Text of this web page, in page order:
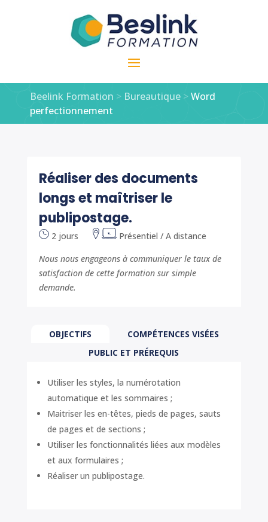
Beelink Formation > Bureautique>Word
perfectionnement
Réaliser des documents
longs et maîtriser le
publipostage.
2 jours
Présentiel / A distance
Nous nous engageons à communiquer le taux de
satisfaction de cette formation sur simple
demande.
OBJECTIFS
COMPÉTENCES VISÉES
PUBLIC ET PRÉREQUIS
Utiliser les styles, la numérotation
automatique et les sommaires ;
Maitriser les en-têtes, pieds de pages, sauts
de pages et de sections ;
Utiliser les fonctionnalités liées aux modèles
et aux formulaires ;
Réaliser un publipostage.